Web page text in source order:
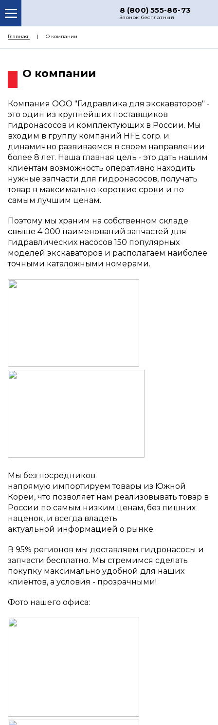
8 (800) 555-86-73
Звонок бесплатный
РЕМОНТ
ЦЕНЫ
КОНТАКТЫ
Главная О компании
О компании
Компания ООО "Гидравлика для экскаваторов" -
это один из крупнейших поставщиков
гидронасосов и комплектующих в России. Мы
входим в группу компаний HFE corp. и
динамично развиваемся в своем направлении
более 8 лет. Наша главная цель - это дать нашим
клиентам возможность оперативно находить
нужные запчасти для гидронасосов, получать
товар в максимально короткие сроки и по
самым лучшим ценам.
Поэтому мы храним на собственном складе
свыше 4 000 наименований запчастей для
гидравлических насосов 150 популярных
моделей экскаваторов и располагаем наиболее
точными каталожными номерами.
Мы без посредников
напрямую импортируем товары из Южной
Кореи, что позволяет нам реализовывать товар в
России по самым низким ценам, без лишних
наценок, и всегда владеть
актуальной информацией о рынке.
В 95% регионов мы доставляем гидронасосы и
запчасти бесплатно. Мы стремимся сделать
покупку максимально удобной для наших
клиентов, а условия - прозрачными!
Фото нашего офиса: